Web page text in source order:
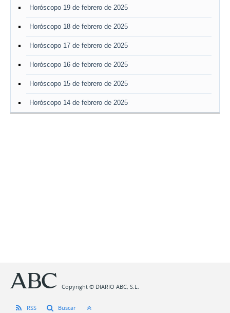
Horóscopo 19 de febrero de 2025
Horóscopo 18 de febrero de 2025
Horóscopo 17 de febrero de 2025
Horóscopo 16 de febrero de 2025
Horóscopo 15 de febrero de 2025
Horóscopo 14 de febrero de 2025
Copyright © DIARIO ABC, S.L.
RSS Buscar